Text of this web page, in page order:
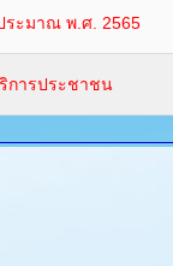
ระมาณ พ.ศ. 2565
การประชาชน